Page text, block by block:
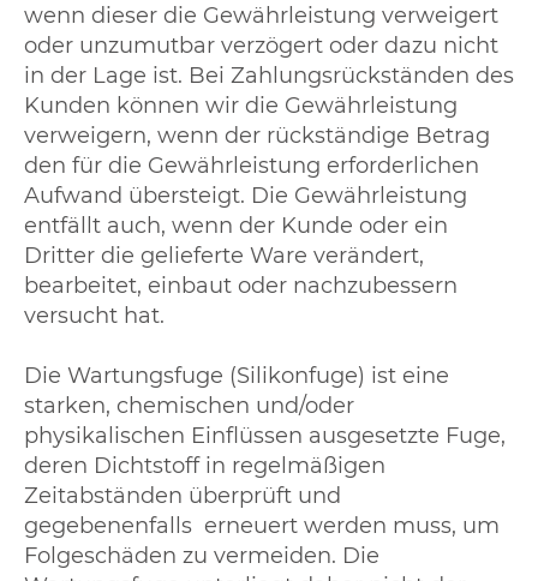
wenn dieser die Gewährleistung verweigert
oder unzumutbar verzögert oder dazu nicht
in der Lage ist. Bei Zahlungsrückständen des
Kunden können wir die Gewährleistung
verweigern, wenn der rückständige Betrag
den für die Gewährleistung erforderlichen
Aufwand übersteigt. Die Gewährleistung
entfällt auch, wenn der Kunde oder ein
Dritter die gelieferte Ware verändert,
bearbeitet, einbaut oder nachzubessern
versucht hat.
Die Wartungsfuge (Silikonfuge) ist eine
starken, chemischen und/oder
physikalischen Einflüssen ausgesetzte Fuge,
deren Dichtstoff in regelmäßigen
Zeitabständen überprüft und
gegebenenfalls erneuert werden muss, um
Folgeschäden zu vermeiden. Die